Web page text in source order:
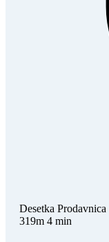
Desetka Prodavnica
319m 4 min